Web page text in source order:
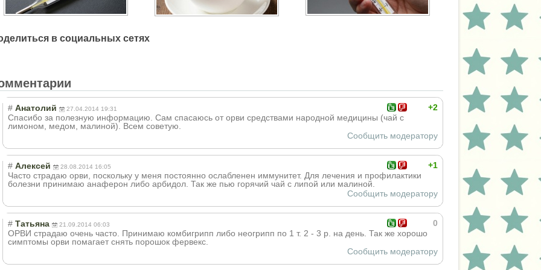
в социальных сетях
+2
# Анатолий 27.04.2014 19:31
Спасибо за полезную информацию. Сам спасаюсь от орви средствами народной медицины (чай с
лимоном, медом, малиной). Всем советую.
Сообщить модератору
+1
# Алексей 28.08.2014 16:05
Часто страдаю орви, поскольку у меня постоянно ослабленен иммунитет. Для лечения и профилактики
болезни принимаю анаферон либо арбидол. Так же пью горячий чай с липой или малиной.
Сообщить модератору
0
# Татьяна 21.09.2014 06:03
ОРВИ страдаю очень часто. Принимаю комбигрипп либо неогрипп по 1 т. 2 - 3 р. на день. Так же хорошо
симптомы орви помагает снять порошок фервекс.
Сообщить модератору